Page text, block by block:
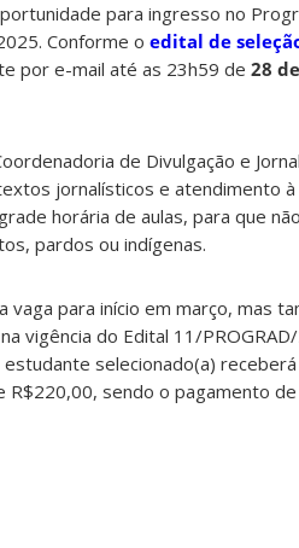
para ingresso no
Conforme o edital de
por e-mail até as 23h59 de 28 de
de Divulgação e
jornalísticos e atendimento
horária de aulas, para que
pardos ou indígenas.
vaga para início em março, mas
vigência do Edital 11/
selecionado(a)
sendo o pagamento